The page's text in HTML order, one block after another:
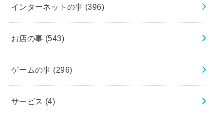
インターネットの事 (396)
お店の事 (543)
ゲームの事 (296)
サービス (4)